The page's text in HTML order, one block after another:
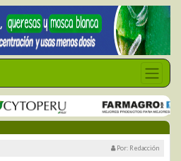
Por: Redacción